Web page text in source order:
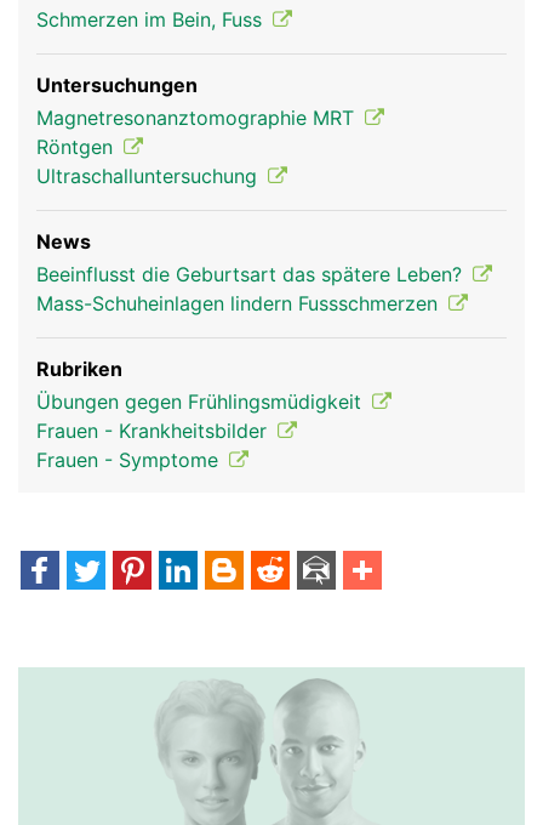
Schmerzen im Bein, Fuss
Untersuchungen
Magnetresonanztomographie MRT
Röntgen
Ultraschalluntersuchung
News
Beeinflusst die Geburtsart das spätere Leben?
Mass-Schuheinlagen lindern Fussschmerzen
Rubriken
Übungen gegen Frühlingsmüdigkeit
Frauen - Krankheitsbilder
Frauen - Symptome